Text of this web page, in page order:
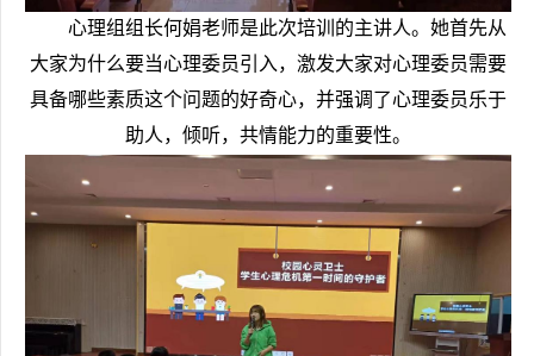
心理组组长何娟老师是此次培训的主讲人。她首先从
大家为什么要当心理委员引入，激发大家对心理委员需要
具备哪些素质这个问题的好奇心，并强调了心理委员乐于
助人，倾听，共情能力的重要性。